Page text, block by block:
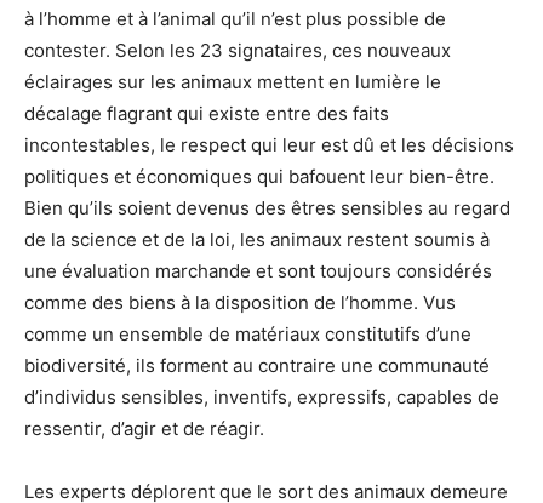
à l’homme et à l’animal qu’il n’est plus possible de
contester. Selon les 23 signataires, ces nouveaux
éclairages sur les animaux mettent en lumière le
décalage flagrant qui existe entre des faits
incontestables, le respect qui leur est dû et les décisions
politiques et économiques qui bafouent leur bien-être.
Bien qu’ils soient devenus des êtres sensibles au regard
de la science et de la loi, les animaux restent soumis à
une évaluation marchande et sont toujours considérés
comme des biens à la disposition de l’homme. Vus
comme un ensemble de matériaux constitutifs d’une
biodiversité, ils forment au contraire une communauté
d’individus sensibles, inventifs, expressifs, capables de
ressentir, d’agir et de réagir.
Les experts déplorent que le sort des animaux demeure